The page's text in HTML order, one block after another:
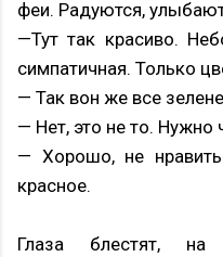
феи. Радуются,
—Тут так красиво.
симпатичная. Только
— Так вон же все
— Нет, это не то. Нужно
— Хорошо, не
красное.
Глаза блестят, на